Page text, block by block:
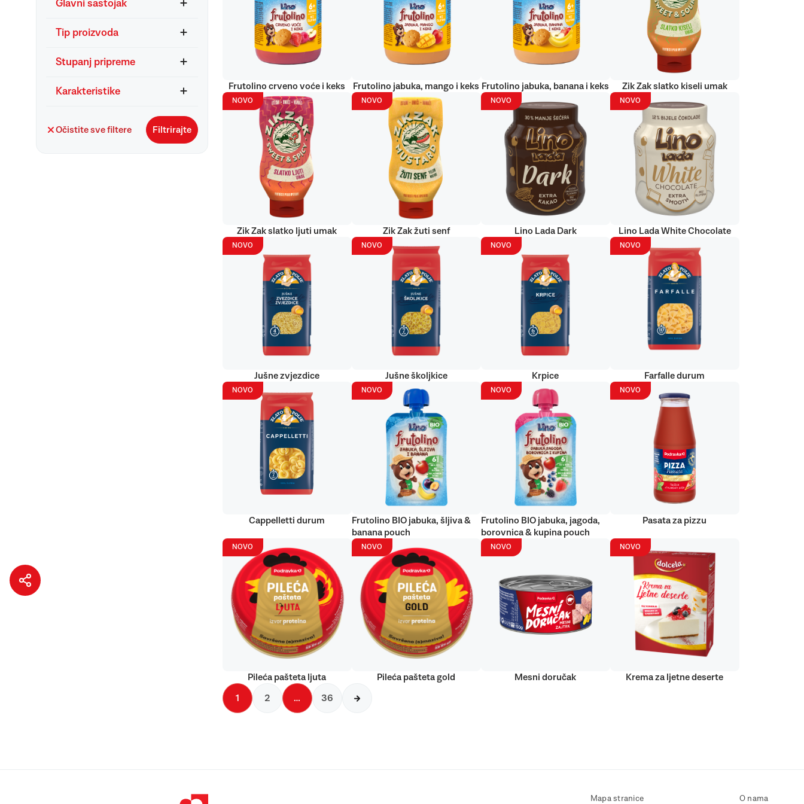
Glavni sastojak
Tip proizvoda
Stupanj pripreme
Karakteristike
Očistite sve filtere Filtrirajte
Frutolino crveno voće i keks Frutolino jabuka, mango i keks Frutolino jabuka, banana i keks Zik Zak slatko kiseli umak
NOVO
Zik Zak slatko ljuti umak
NOVO
Zik Zak žuti senf
NOVO
Lino Lada Dark
NOVO
Lino Lada White Chocolate
NOVO
Jušne zvjezdice
NOVO
Jušne školjkice
NOVO
Krpice
NOVO
Farfalle durum
NOVO
Cappelletti durum
NOVO
Frutolino BIO jabuka, šljiva &
banana pouch
NOVO
Frutolino BIO jabuka, jagoda,
borovnica & kupina pouch
NOVO
Pasata za pizzu
NOVO
Pileća pašteta ljuta
NOVO
Pileća pašteta gold
NOVO
Mesni doručak
NOVO
Krema za ljetne deserte
1 2 … 36
Mapa stranice O nama